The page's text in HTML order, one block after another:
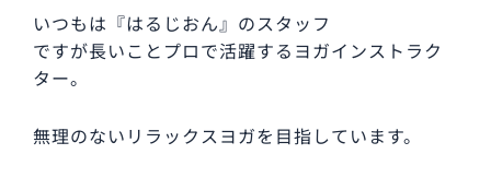
いつもは『はるじおん』のスタッフ
ですが長いことプロで活躍するヨガインストラク
ター。
無理のないリラックスヨガを目指しています。